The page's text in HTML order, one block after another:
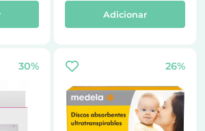
Adicionar
30% 26%